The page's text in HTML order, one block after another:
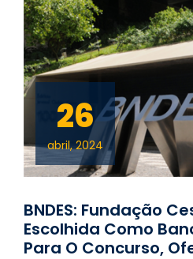
26
abril, 2024
BNDES: Fundação
Escolhida Como
Para O Concurso,